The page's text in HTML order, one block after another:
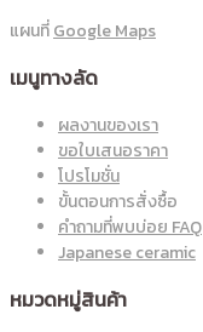
แผนที่Google Maps
เมนูทางลัด
ผลงานของเรา
ขอใบเสนอราคา
โปรโมชั่น
ขั้นตอนการสั่งซื้อ
คำถามที่พบบ่อย FAQ
Japanese ceramic
หมวดหมู่สินค้า